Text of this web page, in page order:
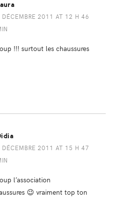
DÉCEMBRE 2011 AT 12 H 46
!!! surtout les chaussures
DÉCEMBRE 2011 AT 15 H 47
l’association
😉 vraiment top ton